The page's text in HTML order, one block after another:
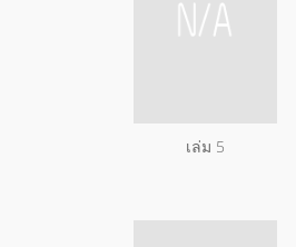
เล่ม 5